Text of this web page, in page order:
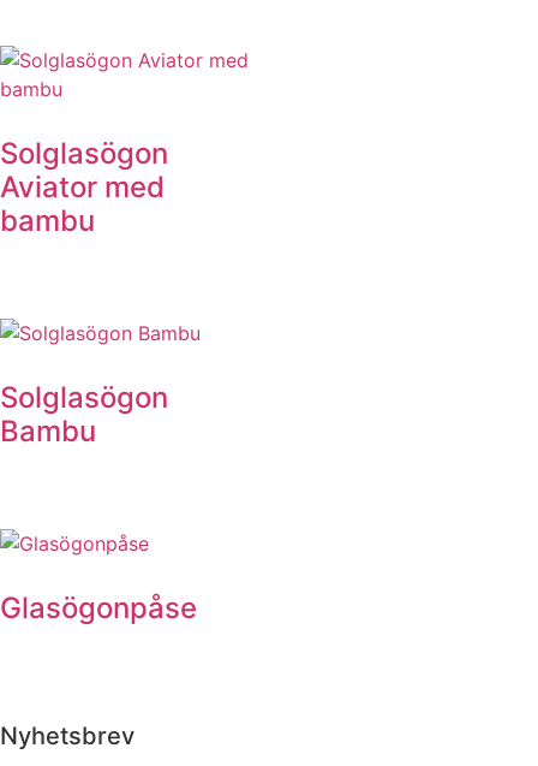
Solglasögon
Aviator med
bambu
Solglasögon
Bambu
Glasögonpåse
Nyhetsbrev